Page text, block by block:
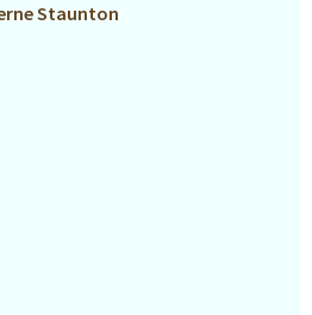
Staunton